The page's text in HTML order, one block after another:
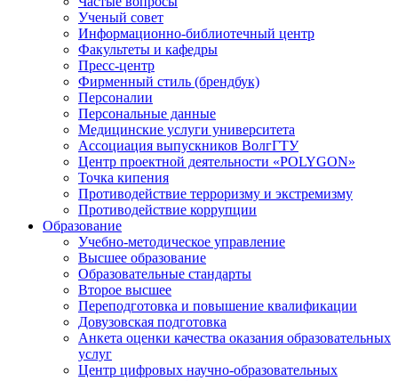
Ученый совет
Информационно-библиотечный центр
Факультеты и кафедры
Пресс-центр
Фирменный стиль (брендбук)
Персоналии
Персональные данные
Медицинские услуги университета
Ассоциация выпускников ВолгГТУ
Центр проектной деятельности «POLYGON»
Точка кипения
Противодействие терроризму и экстремизму
Противодействие коррупции
Образование
Учебно-методическое управление
Высшее образование
Образовательные стандарты
Второе высшее
Переподготовка и повышение квалификации
Довузовская подготовка
Анкета оценки качества оказания образовательных
услуг
Центр цифровых научно-образовательных